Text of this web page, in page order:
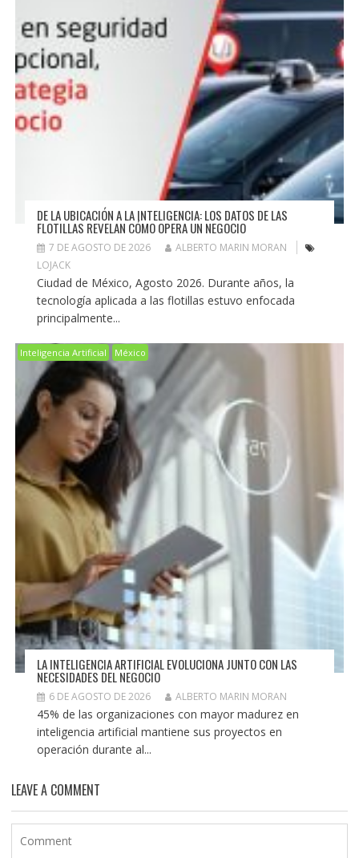
DE LA UBICACIÓN A LA INTELIGENCIA: LOS DATOS DE LAS
FLOTILLAS REVELAN CÓMO OPERA UN NEGOCIO
7 DE AGOSTO DE 2026
ALBERTO MARIN MORAN
LOJACK
Ciudad de México, Agosto 2026. Durante años, la
tecnología aplicada a las flotillas estuvo enfocada
principalmente...
Inteligencia Artificial México
LA INTELIGENCIA ARTIFICIAL EVOLUCIONA JUNTO CON LAS
NECESIDADES DEL NEGOCIO
6 DE AGOSTO DE 2026 ALBERTO MARIN MORAN
45% de las organizaciones con mayor madurez en
inteligencia artificial mantiene sus proyectos en
operación durante al...
LEAVE A COMMENT